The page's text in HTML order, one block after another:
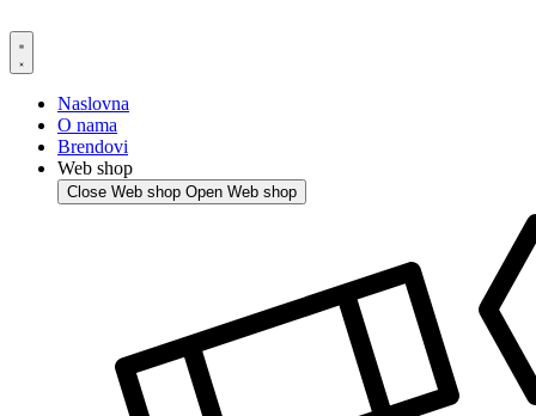
to
content
Naslovna
O nama
Brendovi
Web shop
Close Web shop Open Web shop